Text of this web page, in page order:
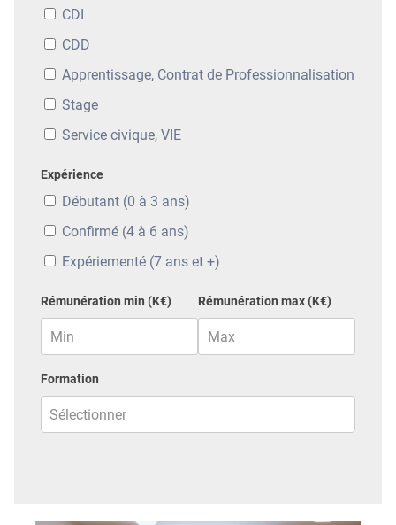
CDI
CDD
Apprentissage, Contrat de Professionnalisation
Stage
Service civique, VIE
Expérience
Débutant (0 à 3 ans)
Confirmé (4 à 6 ans)
Expériementé (7 ans et +)
Rémunération min (K€) Rémunération max (K€)
Formation